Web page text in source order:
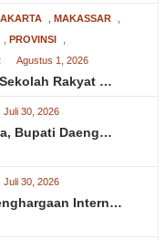
, MAKASSAR
,
, PROVINSI
,
Agustus 1, 2026
Rakyat …
Juli 30, 2026
Bupati Daeng…
Juli 30, 2026
Intern…